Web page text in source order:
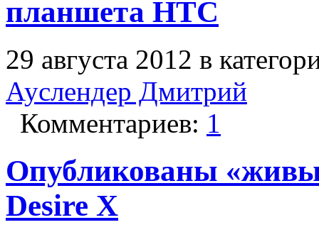
планшета HTC
29 августа 2012 в
Ауслендер Дмитрий
Комментариев: 1
Опубликованы
Desire X